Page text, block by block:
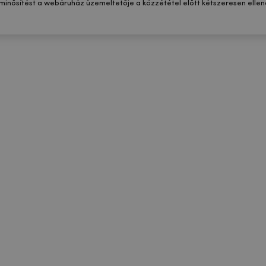
a webáruház üzemeltetője a közzététel előtt kétszeresen